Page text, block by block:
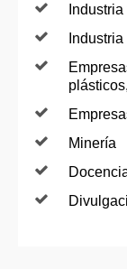
Minería